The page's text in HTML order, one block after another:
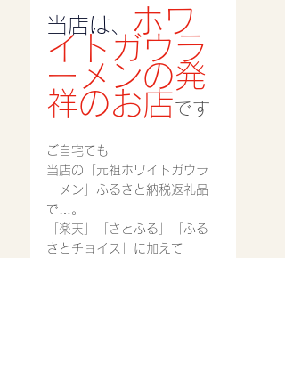
当店は、
ホワ
イトガウラ
ーメンの発
祥のお店です
ご自宅でも
当店の「元祖ホワイトガウラ
ーメン」ふるさと納税返礼品
で…。
「楽天」「さとふる」「ふる
さとチョイス」に加えて